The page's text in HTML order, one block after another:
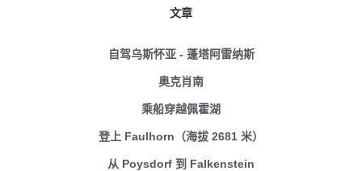
文章
自驾乌斯怀亚 - 蓬塔阿雷纳斯
奥克肖南
乘船穿越佩霍湖
登上 Faulhorn（海拔 2681 米）
从 Poysdorf 到 Falkenstein